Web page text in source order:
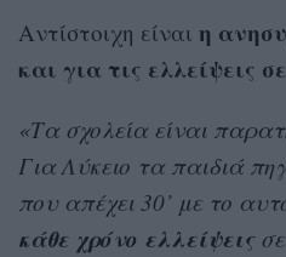
Αντίστοιχη είναι η
και για τις ελλείψεις
«Τα σχολεία είναι
Για Λύκειο τα παιδιά
που απέχει 30’ με το
κάθε χρόνο ελλείψειςσε